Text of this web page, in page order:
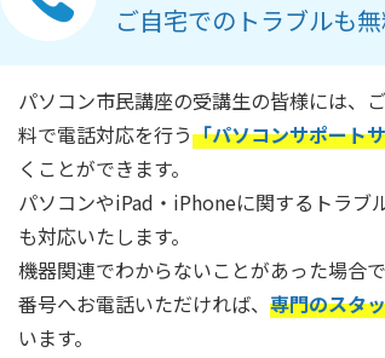
ご自宅でのトラブルも
パソコン市民講座の受講生の皆様には、
料で電話対応を行う「パソコンサポート
くことができます。
パソコンやiPad・iPhoneに関するトラブ
も対応いたします。
機器関連でわからないことがあった場合
番号へお電話いただければ、 専門のスタ
います。